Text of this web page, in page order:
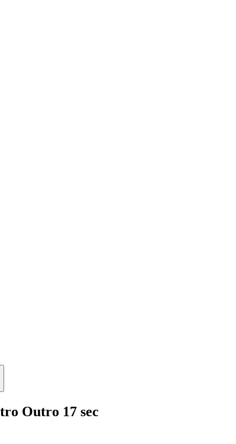
Outro 17 sec